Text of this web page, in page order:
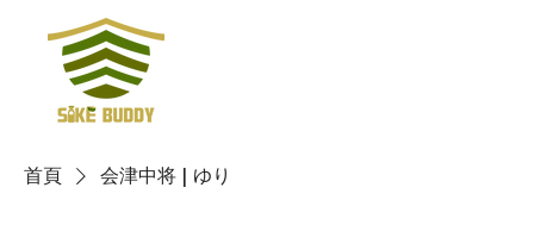
首頁 会津中将 | ゆり